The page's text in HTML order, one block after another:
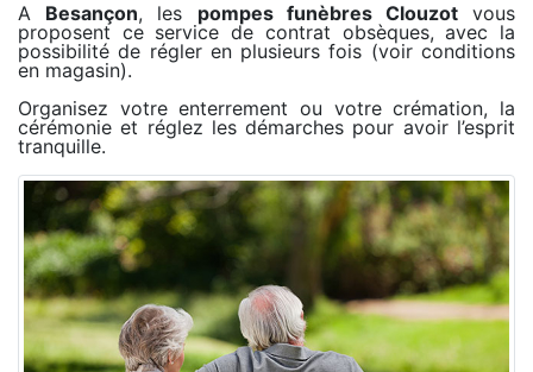
A Besançon, les pompes funèbres Clouzotvous
proposent ce service de contrat obsèques, avec la
possibilité de régler en plusieurs fois (voir conditions
en magasin).
Organisez votre enterrement ou votre crémation, la
cérémonie et réglez les démarches pour avoir l’esprit
tranquille.